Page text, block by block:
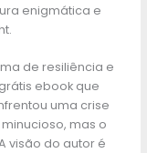
enigmática e
de resiliência e
ebook que
uma crise
mas o
visão do autor é